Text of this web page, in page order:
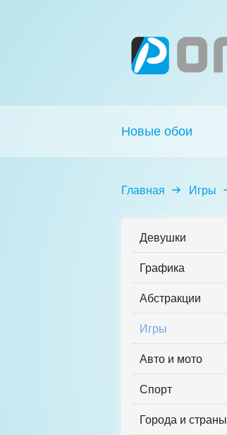
Новые обои
Главная Игры
Девушки
Графика
Абстракции
Игры
Авто и мото
Спорт
Города и страны